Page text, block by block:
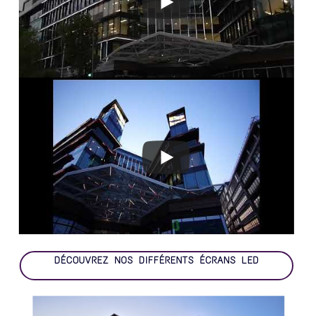
DÉCOUVREZ NOS DIF­FÉ­RENTS ÉCRANS LED